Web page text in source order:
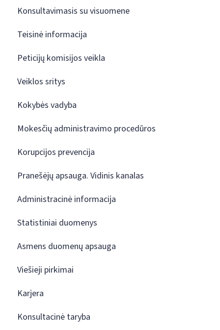
Konsultavimasis su visuomene
Teisinė informacija
Peticijų komisijos veikla
Veiklos sritys
Kokybės vadyba
Mokesčių administravimo procedūros
Korupcijos prevencija
Pranešėjų apsauga. Vidinis kanalas
Administracinė informacija
Statistiniai duomenys
Asmens duomenų apsauga
Viešieji pirkimai
Karjera
Konsultacinė taryba